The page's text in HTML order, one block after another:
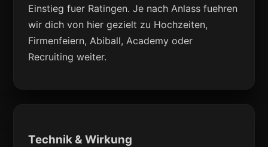
Einstieg fuer Ratingen. Je nach Anlass fuehren
wir dich von hier gezielt zu Hochzeiten,
Firmenfeiern, Abiball, Academy oder
Recruiting weiter.
Technik & Wirkung